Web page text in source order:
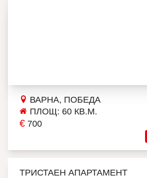
ВАРНА, ПОБЕДА
ПЛОЩ: 60 КВ.М.
€ 700
ТРИСТАЕН АПАРТАМЕНТ